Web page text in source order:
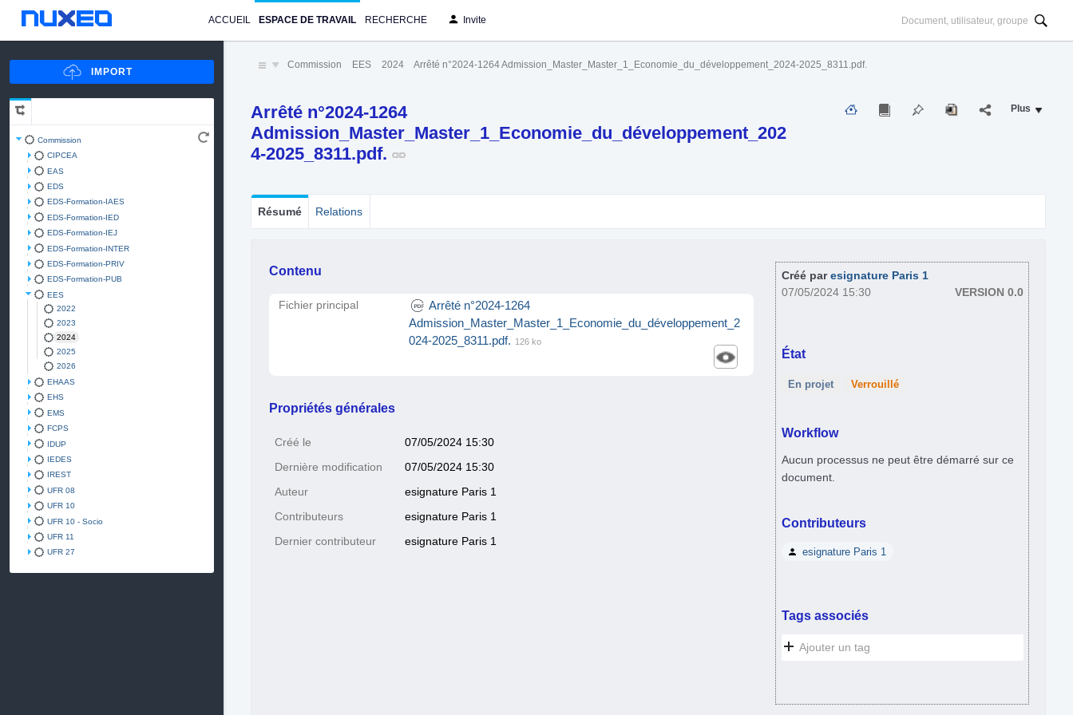
ACCUEIL ESPACE DE TRAVAIL RECHERCHE Invite
Commission
CIPCEA
EAS
EDS
EDS-Formation-IAES
EDS-Formation-IED
EDS-Formation-IEJ
EDS-Formation-INTER
EDS-Formation-PRIV
EDS-Formation-PUB
EES
2022
2023
2024
2025
2026
EHAAS
EHS
EMS
FCPS
IDUP
IEDES
IREST
UFR 08
UFR 10
UFR 10 - Socio
UFR 11
UFR 27
Commission EES 2024 Arrêté n°2024-1264 Admission_Master_Master_1_Economie_du_développement_2024-2025_8311.pdf.
Arrêté n°2024-1264
Admission_Master_Master_1_Economie_du_développement_202
4-2025_8311.pdf.
Plus
Résumé Relations
Contenu
Fichier principal
Arrêté n°2024-1264
Admission_Master_Master_1_Economie_du_développement_2
024-2025_8311.pdf. 126 ko
Propriétés générales
Créé le 07/05/2024 15:30
Dernière modification 07/05/2024 15:30
Auteur esignature Paris 1
Contributeurs esignature Paris 1
Dernier contributeur esignature Paris 1
Créé paresignature Paris 1
07/05/2024 15:30
VERSION 0.0
État
En projet Verrouillé
Workflow
Aucun processus ne peut être démarré sur ce
document.
Contributeurs
esignature Paris 1
Tags associés